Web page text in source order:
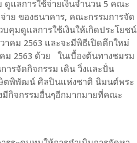
แลการใช้จ่ายเงินจำนวน 5 คณะ
ย ของธนาคาร, คณะกรรมการจัด
คุมดูแลการใช้เงินให้เกิดประโยชน์
าคม 2563 และจะมีพิธีเปิดตึกใหม่
ม 2563 ด้วย ในเบื้องต้นทางชมรม
ารจัดกิจกรรม เดิน วิ่งและปั่น
ษิตพิพัฒน์ ศิลปินแห่งชาติ นิมนต์พระ
มีกิจกรรมอื่นๆอีกมากมายที่คณะ